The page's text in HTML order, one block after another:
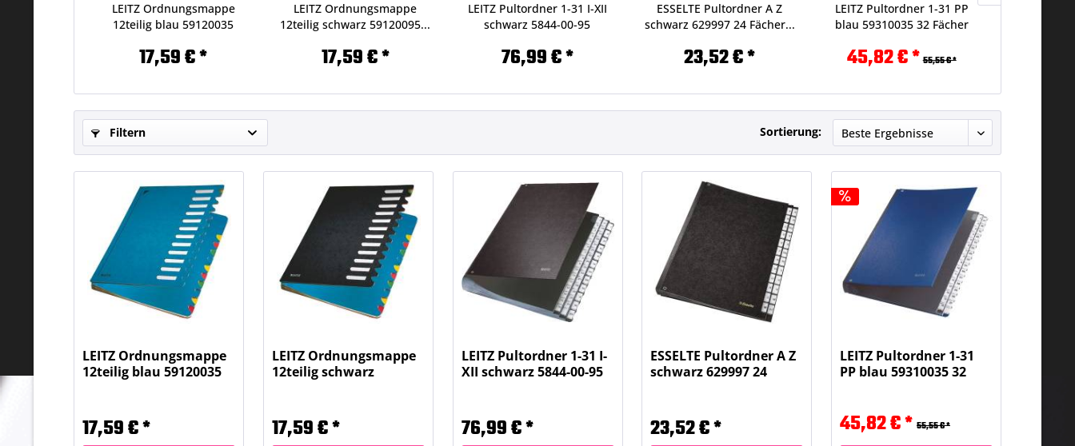
LEITZ Ordnungsmappe
12teilig blau 59120035
17,59 € *
LEITZ Ordnungsmappe
12teilig schwarz 59120095...
17,59 € *
LEITZ Pultordner 1-31 I-XII
schwarz 5844-00-95
76,99 € *
ESSELTE Pultordner A Z
schwarz 629997 24 Fächer...
23,52 € *
LEITZ Pultordner 1-31 PP
blau 59310035 32 Fächer
45,82 € * 55,55 € *
Filtern Sortierung:
LEITZ Ordnungsmappe
12teilig blau 59120035
17,59 € *
LEITZ Ordnungsmappe
12teilig schwarz
17,59 € *
LEITZ Pultordner 1-31 I-
XII schwarz 5844-00-95
76,99 € *
ESSELTE Pultordner A Z
schwarz 629997 24
23,52 € *
LEITZ Pultordner 1-31
PP blau 59310035 32
55,55 € *
45,82 € *